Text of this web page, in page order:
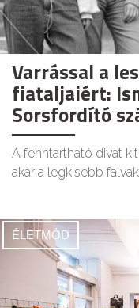
Varrással a
fiataljaiért:
Sorsfordító
A fenntartható divat
akár a legkisebb
ÉLETMÓD